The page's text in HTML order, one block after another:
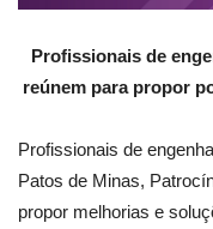
Profissionais de
reúnem para propor
Profissionais de
Patos de Minas,
propor melhorias e